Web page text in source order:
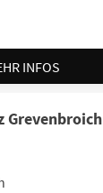
INFOS
Grevenbroich